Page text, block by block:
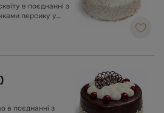
в поєднанні з
персику у
шматочками
в поєднанні з